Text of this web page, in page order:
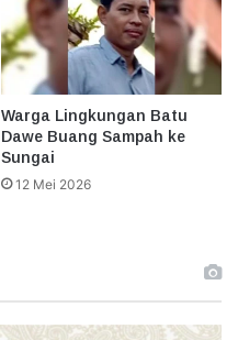
Warga Lingkungan Batu
Dawe Buang Sampah ke
Sungai
12 Mei 2026